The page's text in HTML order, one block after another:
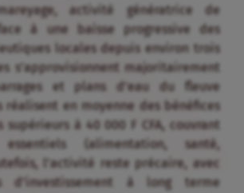
activité génératrice de
à une baisse progressive des
locales depuis environ trois
s’approvisionnent majoritairement
et plans d’eau du fleuve
réalisent en moyenne des bénéfices
supérieurs à 40 000 F CFA, couvrant
(alimentation, santé,
l’activité reste précaire, avec
d’investissement à long terme